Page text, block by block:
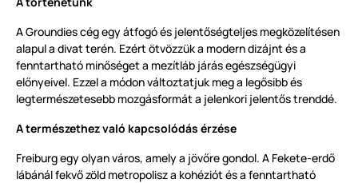
A Groundies cég egy átfogó és jelentőségteljes megközelítésen
alapul a divat terén. Ezért ötvözzük a modern dizájnt és a
fenntartható minőséget a mezítláb járás egészségügyi
előnyeivel. Ezzel a módon változtatjuk meg a legősibb és
legtermészetesebb mozgásformát a jelenkori jelentős trenddé.
A természethez való kapcsolódás érzése
Freiburg egy olyan város, amely a jövőre gondol. A Fekete-erdő
lábánál fekvő zöld metropolisz a kohéziót és a fenntartható